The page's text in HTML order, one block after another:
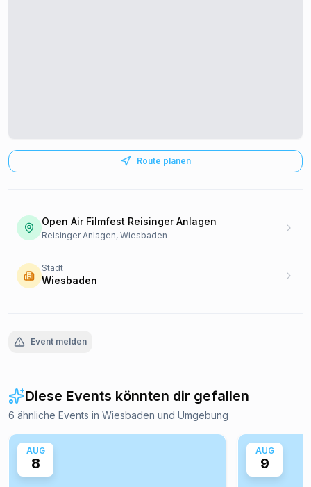
Route planen
Open Air Filmfest Reisinger Anlagen
Reisinger Anlagen, Wiesbaden
Stadt
Wiesbaden
Event melden
Diese Events könnten dir gefallen
6 ähnliche Events in Wiesbaden und Umgebung
AUG
8
AUG
9